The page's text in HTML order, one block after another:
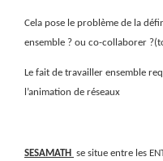
Cela pose le problème de la
ensemble ? ou co-collaborer
Le fait de travailler ensemble
l’animation de réseaux
SESAMATH
se situe entre les